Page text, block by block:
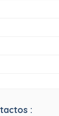
: